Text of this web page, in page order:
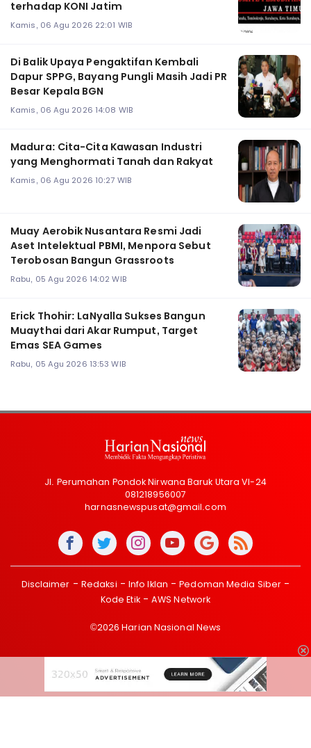
terhadap KONI Jatim
Kamis, 06 Agu 2026 22:01 WIB
Di Balik Upaya Pengaktifan Kembali
Dapur SPPG, Bayang Pungli Masih Jadi PR
Besar Kepala BGN
Kamis, 06 Agu 2026 14:08 WIB
Madura: Cita-Cita Kawasan Industri
yang Menghormati Tanah dan Rakyat
Kamis, 06 Agu 2026 10:27 WIB
Muay Aerobik Nusantara Resmi Jadi
Aset Intelektual PBMI, Menpora Sebut
Terobosan Bangun Grassroots
Rabu, 05 Agu 2026 14:02 WIB
Erick Thohir: LaNyalla Sukses Bangun
Muaythai dari Akar Rumput, Target
Emas SEA Games
Rabu, 05 Agu 2026 13:53 WIB
Jl. Perumahan Pondok Nirwana Baruk Utara VI-24
081218956007
harnasnewspusat@gmail.com
Disclaimer Redaksi Info Iklan
Pedoman Media Siber
Kode Etik
AWS Network
©2026 Harian Nasional News